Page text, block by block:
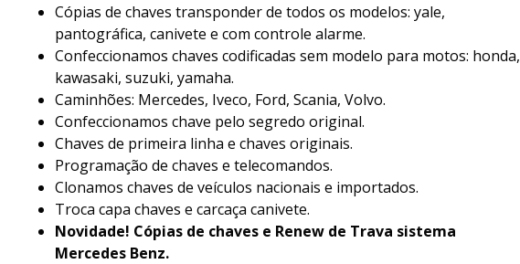
Cópias de chaves transponder de todos os modelos: yale,
pantográfica, canivete e com controle alarme.
Confeccionamos chaves codificadas sem modelo para motos: honda,
kawasaki, suzuki, yamaha.
Caminhões: Mercedes, Iveco, Ford, Scania, Volvo.
Confeccionamos chave pelo segredo original.
Chaves de primeira linha e chaves originais.
Programação de chaves e telecomandos.
Clonamos chaves de veículos nacionais e importados.
Troca capa chaves e carcaça canivete.
Novidade! Cópias de chaves e Renew de Trava sistema
Mercedes Benz.